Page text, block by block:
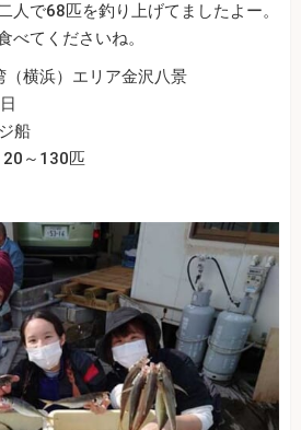
人で68匹を釣り上げてましたよー。
べてくださいね。
横浜）エリア金沢八景
船
～130匹